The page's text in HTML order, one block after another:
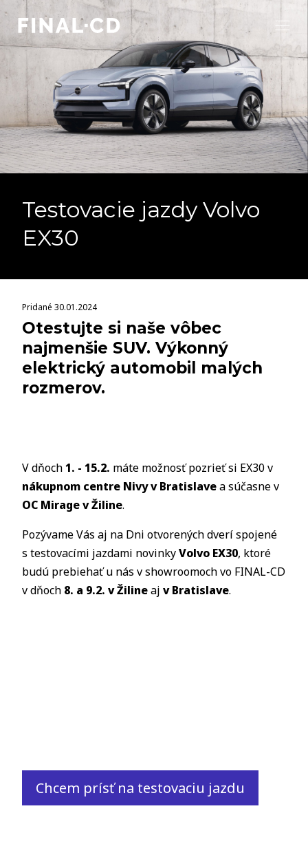
Testovacie jazdy Volvo
EX30
Pridané 30.01.2024
Otestujte si naše vôbec
najmenšie SUV. Výkonný
elektrický automobil malých
rozmerov.
V dňoch1. - 15.2. máte možnosť pozrieť si EX30 v
nákupnom centre Nivy v Bratislavea súčasne v
OC Mirage v Žiline.
Pozývame Vás aj na Dni otvorených dverí spojené
s testovacími jazdami novinkyVolvo EX30, ktoré
budú prebiehať u nás v showroomoch vo FINAL-CD
v dňoch 8. a 9.2. v Žilineaj v Bratislave.
Chcem prísť na testovaciu jazdu